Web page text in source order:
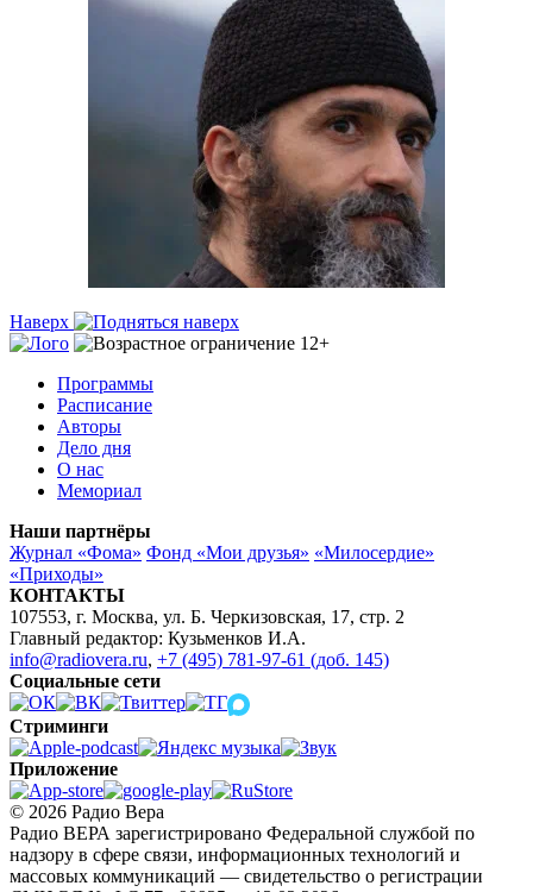
Наверх
Программы
Расписание
Авторы
Дело дня
О нас
Мемориал
Наши партнёры
Журнал «Фома» Фонд «Мои друзья» «Милосердие»
«Приходы»
КОНТАКТЫ
107553, г. Москва, ул. Б. Черкизовская, 17, стр. 2
Главный редактор: Кузьменков И.А.
info@radiovera.ru, +7 (495) 781-97-61 (доб. 145)
Социальные сети
Стриминги
Приложение
© 2026 Радио Вера
Радио ВЕРА зарегистрировано Федеральной службой по
надзору в сфере связи, информационных технологий и
массовых коммуникаций — свидетельство о регистрации